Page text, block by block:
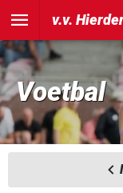
v.v.
Voetbal